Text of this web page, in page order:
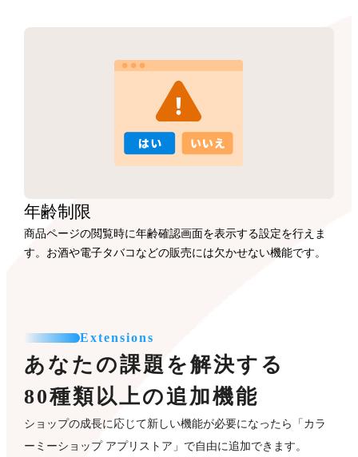
年齢制限
商品ページの閲覧時に年齢確認画面を表示する設定を行えま
す。お酒や電子タバコなどの販売には欠かせない機能です。
Extensions
あなたの課題を解決する
80種類以上の追加機能
ショップの成長に応じて新しい機能が必要になったら「カラ
ーミーショップ アプリストア」で自由に追加できます。